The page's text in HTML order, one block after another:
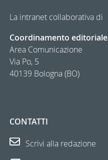
La intranet collaborativa di
Coordinamento editoriale
Area Comunicazione
Via Po, 5
40139 Bologna (BO)
CONTATTI
Scrivi alla redazione